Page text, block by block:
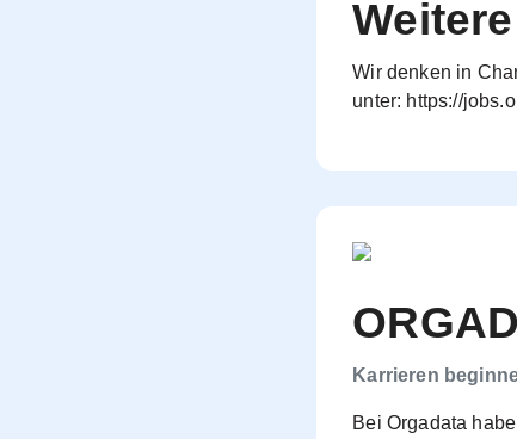
Wir denken in
unter: https://
Karrieren
Bei Orgadata